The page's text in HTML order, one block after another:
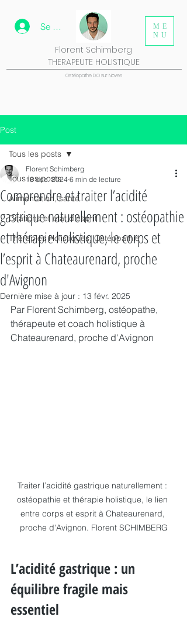
Florent Schimberg
THERAPEUTE HOLISTIQUE
Ostéopathe D.O sur Noves
Se connecter
ME
NU
Post
Tous les posts
Alimentation, santé
Citations et état d'esprit
Thérapies Holistiques, Ostéopathie
Tous les posts
Comprendre et traiter l’acidité
gastrique naturellement : ostéopathie
et thérapie holistique, le corps et
l’esprit à Chateaurenard, proche
d'Avignon
Florent Schimberg
18 déc. 2024 6 min de lecture
Dernière mise à jour : 13 févr. 2025
Par Florent Schimberg, ostéopathe,
thérapeute et coach holistique à
Chateaurenard, proche d'Avignon
Traiter l’acidité gastrique naturellement :
ostéopathie et thérapie holistique, le lien
entre corps et esprit à Chateaurenard,
proche d'Avignon. Florent SCHIMBERG
L’acidité gastrique : un
équilibre fragile mais
essentiel